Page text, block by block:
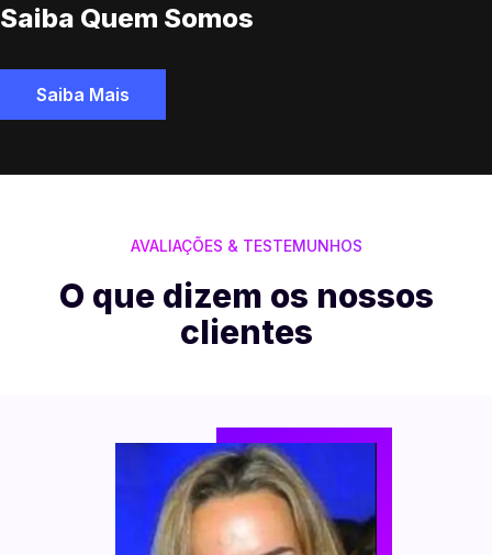
Saiba Quem Somos
Saiba Mais
AVALIAÇÕES & TESTEMUNHOS
O que dizem os nossos
clientes